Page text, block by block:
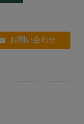
お問い合わせ